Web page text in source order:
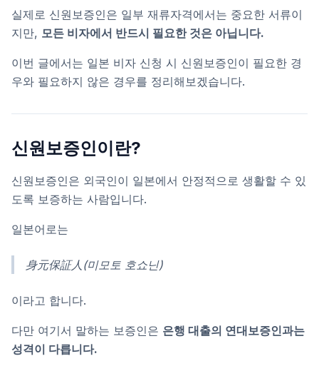
실제로 신원보증인은 일부 재류자격에서는 중요한 서류이
지만, 모든 비자에서 반드시 필요한 것은 아닙니다.
이번 글에서는 일본 비자 신청 시 신원보증인이 필요한 경
우와 필요하지 않은 경우를 정리해보겠습니다.
신원보증인이란?
신원보증인은 외국인이 일본에서 안정적으로 생활할 수 있
도록 보증하는 사람입니다.
일본어로는
身元保証人(미모토 호쇼닌)
이라고 합니다.
다만 여기서 말하는 보증인은 은행 대출의 연대보증인과는
성격이 다릅니다.